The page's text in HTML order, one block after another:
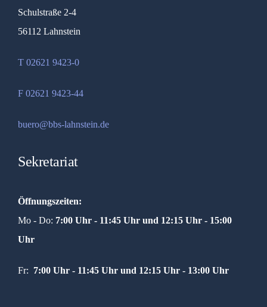
Schulstraße 2-4
56112 Lahnstein
T 02621 9423-0
F 02621 9423-44
buero@bbs-lahnstein.de
Sekretariat
Öffnungszeiten:
Mo - Do: 7:00 Uhr - 11:45 Uhr und 12:15 Uhr - 15:00
Uhr
Fr: 7:00 Uhr - 11:45 Uhr und 12:15 Uhr - 13:00 Uhr